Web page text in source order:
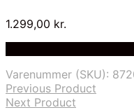
1.299,00 kr.
Varenummer (SKU):
Previous Product
Next Product